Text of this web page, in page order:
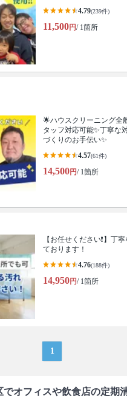
4.79(239件)
11,500円/ 1箇所
🌟ハウスクリーニング全
タッフ対応可能✨丁寧な
づくりのお手伝い✨
4.57(61件)
14,500円/ 1箇所
【お任せください❗️】丁
ております！
4.76(188件)
14,950円/ 1箇所
1
オフィスや飲食店の定期